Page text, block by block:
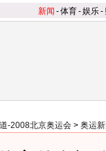
新闻 -体育-娱乐-
-2008北京奥运会 > 奥运